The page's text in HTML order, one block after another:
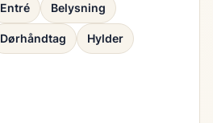
Entré Belysning
Dørhåndtag Hylder